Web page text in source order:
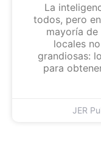
La
todos, pero
mayoría
locales
grandiosas:
para
JER